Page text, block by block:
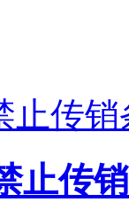
止传销
止传